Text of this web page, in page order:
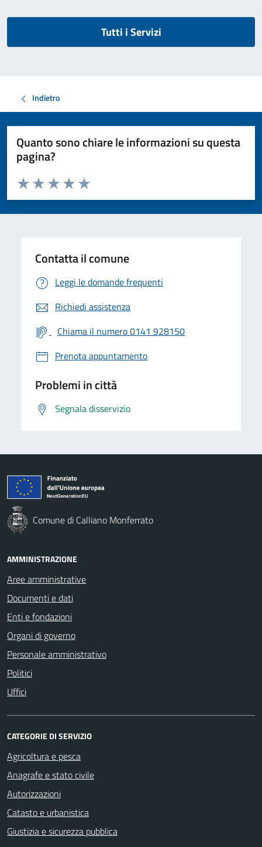
Tutti i Servizi
Indietro
Quanto sono chiare le informazioni su questa
pagina?
Valuta da 1 a 5 stelle la pagina
Valuta 5 stelle su 5
Valuta 4 stelle su 5
Valuta 3 stelle su 5
Valuta 2 stelle su 5
Valuta 1 stelle su 5
Contatta il comune
Leggi le domande frequenti
Richiedi assistenza
Chiama il numero 0141 928150
Prenota appuntamento
Problemi in città
Segnala disservizio
Comune di Calliano Monferrato
AMMINISTRAZIONE
Aree amministrative
Documenti e dati
Enti e fondazioni
Organi di governo
Personale amministrativo
Politici
Uffici
CATEGORIE DI SERVIZIO
Agricoltura e pesca
Anagrafe e stato civile
Autorizzazioni
Catasto e urbanistica
Giustizia e sicurezza pubblica